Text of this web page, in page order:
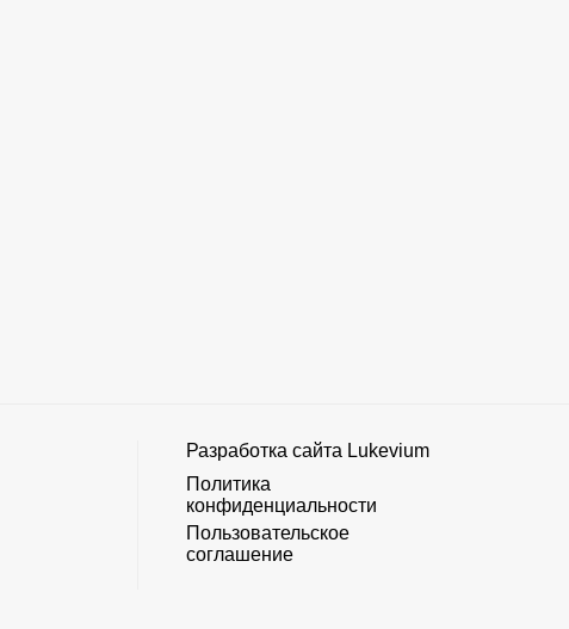
Разработка сайта Lukevium
Политика
конфиденциальности
Пользовательское
соглашение